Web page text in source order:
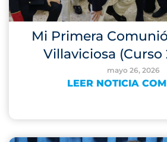
Mi Primera
Villaviciosa (Curso
mayo 26, 2026
LEER NOTICIA